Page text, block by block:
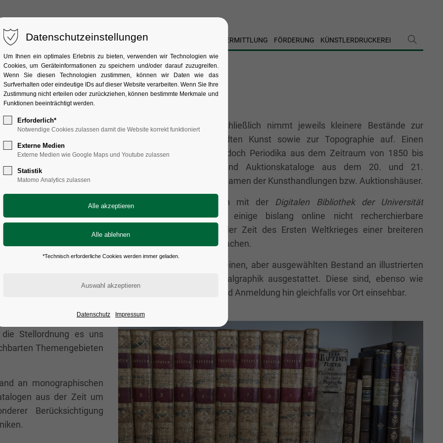
ÜBER UNS SAMMLUNG VERMITTLUNG FÖRDERUNG KÜNSTLERDRUCKEREI
Bänden und über 700
auch Handbücher aus
wir die verschiedenen
über die gängigen
und Auktionen
erlaubt unserer
der Objekte.
Datenbank FAUST
bibliographischen
auch
und Ortsindices.
strukturiert in die
Besonderheit bietet hier
Stellordnung es uns
Themengebieten
an monographischen
aus der Zeit um
Berücksichtigung
Ein weiteres Geschoss schließlich nimmt jeweils kleinere Bestände zur
Architektur, zur Angewandten Kunst sowie zur Topographie auf. Einen
größeren Teil umfassen jedoch Periodika aus dem Zeitraum von 1850 bis
1930, ferner Verkaufs- und Auktionskataloge aus dem 20. und 21.
Jahrhundert, sortiert nach Namen der Kunsthandlungen bzw. Auktionshäuser.
Dank unserer Kooperation mit der Digitalen Bibliothek der Universität
Heidelbergkonnte diese einige bislang online nicht recherchierbare
Künstlerzeitschriften aus der Zeit des Ersten Weltkrieges einer breiteren
Öffentlichkeit zugänglich machen.
Wir verfügen über einen kleinen, aber ausgewählten Bestand an illustrierten
Büchern, häufig mit Originalgraphik ausgestattet. Diese sind, ebenso wie
unsere Rara, auf Anfrage und Anmeldung hin gleichfalls vor Ort einsehbar.
Datenschutzeinstellungen
Um Ihnen ein optimales Erlebnis zu bieten, verwenden wir Technologien wie
Cookies, um Geräteinformationen zu speichern und/oder darauf zuzugreifen.
Wenn Sie diesen Technologien zustimmen, können wir Daten wie das
Surfverhalten oder eindeutige IDs auf dieser Website verarbeiten. Wenn Sie Ihre
Zustimmung nicht erteilen oder zurückziehen, können bestimmte Merkmale und
Funktionen beeinträchtigt werden.
Erforderlich*
Notwendige Cookies zulassen damit die Website korrekt funktioniert
Externe Medien
Externe Medien wie Google Maps und Youtube zulassen
Statistik
Matomo Analytics zulassen
*Technisch erforderliche Cookies werden immer geladen.
Datenschutz Impressum